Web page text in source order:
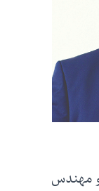
في جبيل عام 1961. هو مهندس